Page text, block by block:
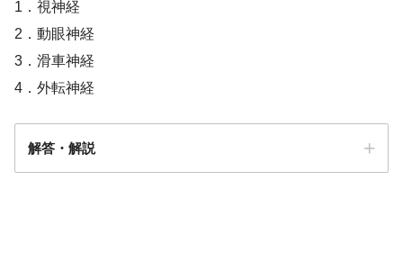
1．視神経
2．動眼神経
3．滑車神経
4．外転神経
解答・解説